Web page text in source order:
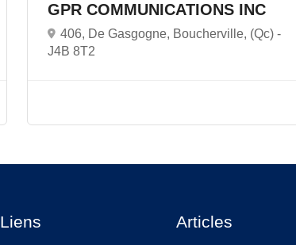
GPR COMMUNICATIONS INC
406, De Gasgogne, Boucherville, (Qc) -
J4B 8T2
Liens Articles